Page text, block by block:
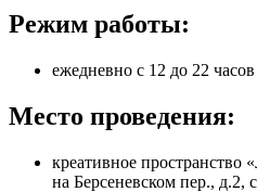
Режим работы:
ежедневно с 12 до 22 часов
Место проведения:
креативное пространство
на Берсеневском пер., д.2,